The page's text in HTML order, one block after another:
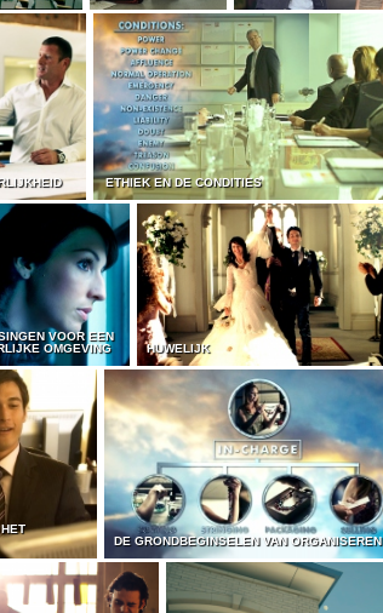
ETHIEK EN DE CONDITIES
VOOR EEN
OMGEVING
HUWELIJK
DE GRONDBEGINSELEN VAN ORGANISEREN